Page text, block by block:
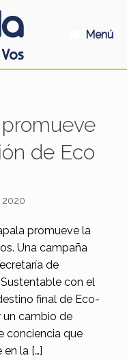
Menú
de Eco
promueve la
Una campaña
de
con el
final de Eco-
un cambio de
conciencia que
la […]